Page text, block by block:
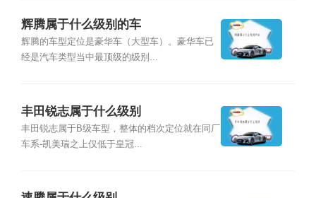
辉腾属于什么级别的车
辉腾的车型定位是豪华车（大型车）。豪华车已
经是汽车类型当中最顶级的级别...
丰田锐志属于什么级别
丰田锐志属于B级车型，整体的档次定位就在同厂
车系-凯美瑞之上仅低于皇冠...